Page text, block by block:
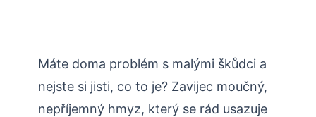
Máte doma problém s malými škůdci a
nejste si jisti, co to je? Zavijec moučný,
nepříjemný hmyz, který se rád usazuje